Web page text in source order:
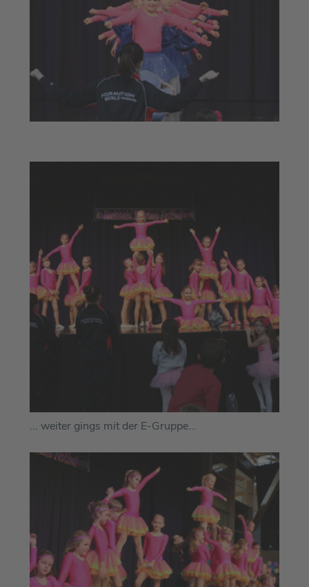
... weiter gings mit der E-Gruppe...